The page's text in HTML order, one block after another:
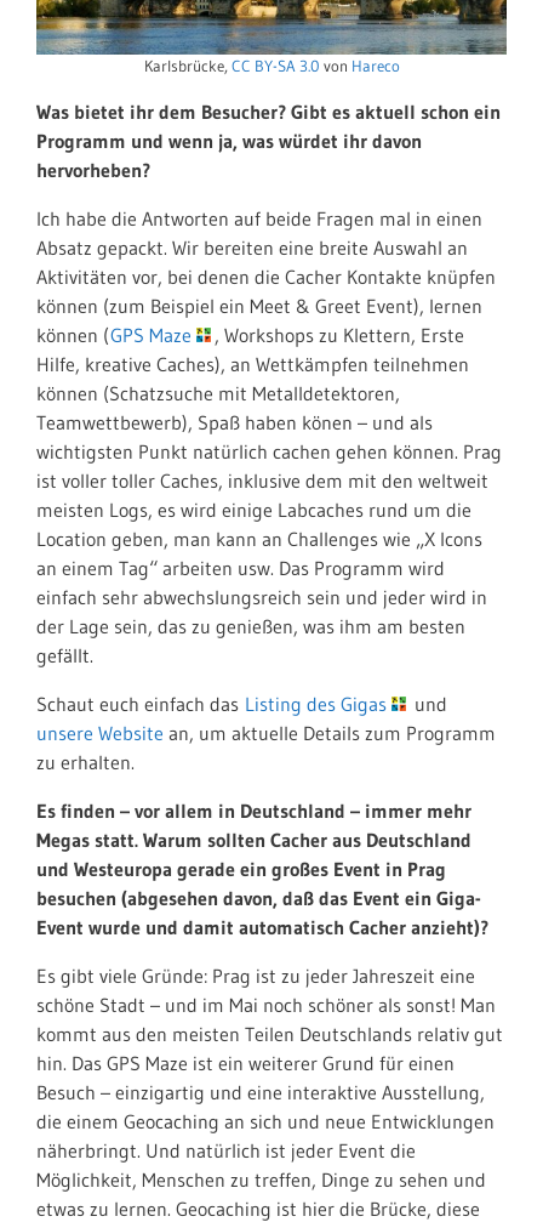
Karlsbrücke, CC BY-SA 3.0 von Hareco
Was bietet ihr dem Besucher? Gibt es aktuell schon ein
Programm und wenn ja, was würdet ihr davon
hervorheben?
Ich habe die Antworten auf beide Fragen mal in einen
Absatz gepackt. Wir bereiten eine breite Auswahl an
Aktivitäten vor, bei denen die Cacher Kontakte knüpfen
können (zum Beispiel ein Meet & Greet Event), lernen
können (GPS Maze
, Workshops zu Klettern, Erste
Hilfe, kreative Caches), an Wettkämpfen teilnehmen
können (Schatzsuche mit Metalldetektoren,
Teamwettbewerb), Spaß haben könen – und als
wichtigsten Punkt natürlich cachen gehen können. Prag
ist voller toller Caches, inklusive dem mit den weltweit
meisten Logs, es wird einige Labcaches rund um die
Location geben, man kann an Challenges wie „X Icons
an einem Tag“ arbeiten usw. Das Programm wird
einfach sehr abwechslungsreich sein und jeder wird in
der Lage sein, das zu genießen, was ihm am besten
gefällt.
Schaut euch einfach das Listing des Gigas
und
unsere Website an, um aktuelle Details zum Programm
zu erhalten.
Es finden – vor allem in Deutschland – immer mehr
Megas statt. Warum sollten Cacher aus Deutschland
und Westeuropa gerade ein großes Event in Prag
besuchen (abgesehen davon, daß das Event ein Giga-
Event wurde und damit automatisch Cacher anzieht)?
Es gibt viele Gründe: Prag ist zu jeder Jahreszeit eine
schöne Stadt – und im Mai noch schöner als sonst! Man
kommt aus den meisten Teilen Deutschlands relativ gut
hin. Das GPS Maze ist ein weiterer Grund für einen
Besuch – einzigartig und eine interaktive Ausstellung,
die einem Geocaching an sich und neue Entwicklungen
näherbringt. Und natürlich ist jeder Event die
Möglichkeit, Menschen zu treffen, Dinge zu sehen und
etwas zu lernen. Geocaching ist hier die Brücke, diese